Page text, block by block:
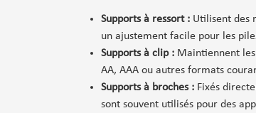
Supports à ressort : Utilisent des
un ajustement facile pour les
Supports à clip : Maintiennent
AA, AAA ou autres formats
Supports à broches : Fixés
sont souvent utilisés pour des